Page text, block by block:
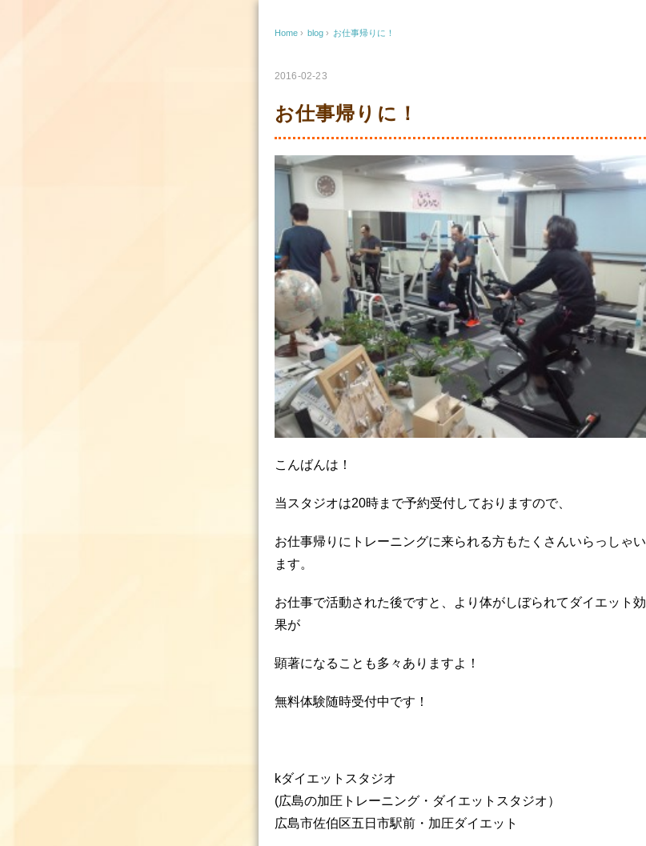
Home › blog› お仕事帰りに！
2016-02-23
お仕事帰りに！
こんばんは！
当スタジオは20時まで予約受付しておりますので、
お仕事帰りにトレーニングに来られる方もたくさんいらっしゃい
ます。
お仕事で活動された後ですと、より体がしぼられてダイエット効
果が
顕著になることも多々ありますよ！
無料体験随時受付中です！
kダイエットスタジオ
(広島の加圧トレーニング・ダイエットスタジオ）
広島市佐伯区五日市駅前・加圧ダイエット